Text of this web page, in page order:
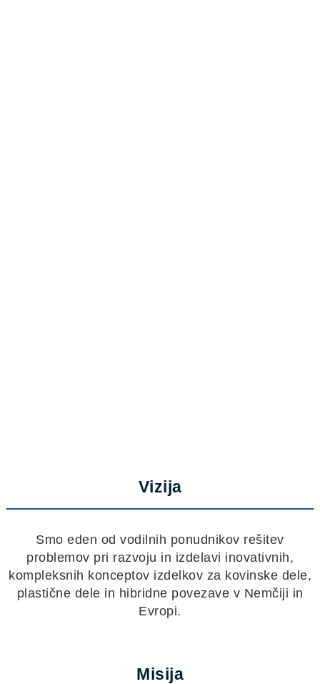
Vizija
Smo eden od vodilnih ponudnikov rešitev
problemov pri razvoju in izdelavi inovativnih,
kompleksnih konceptov izdelkov za kovinske dele,
plastične dele in hibridne povezave v Nemčiji in
Evropi.
Misija